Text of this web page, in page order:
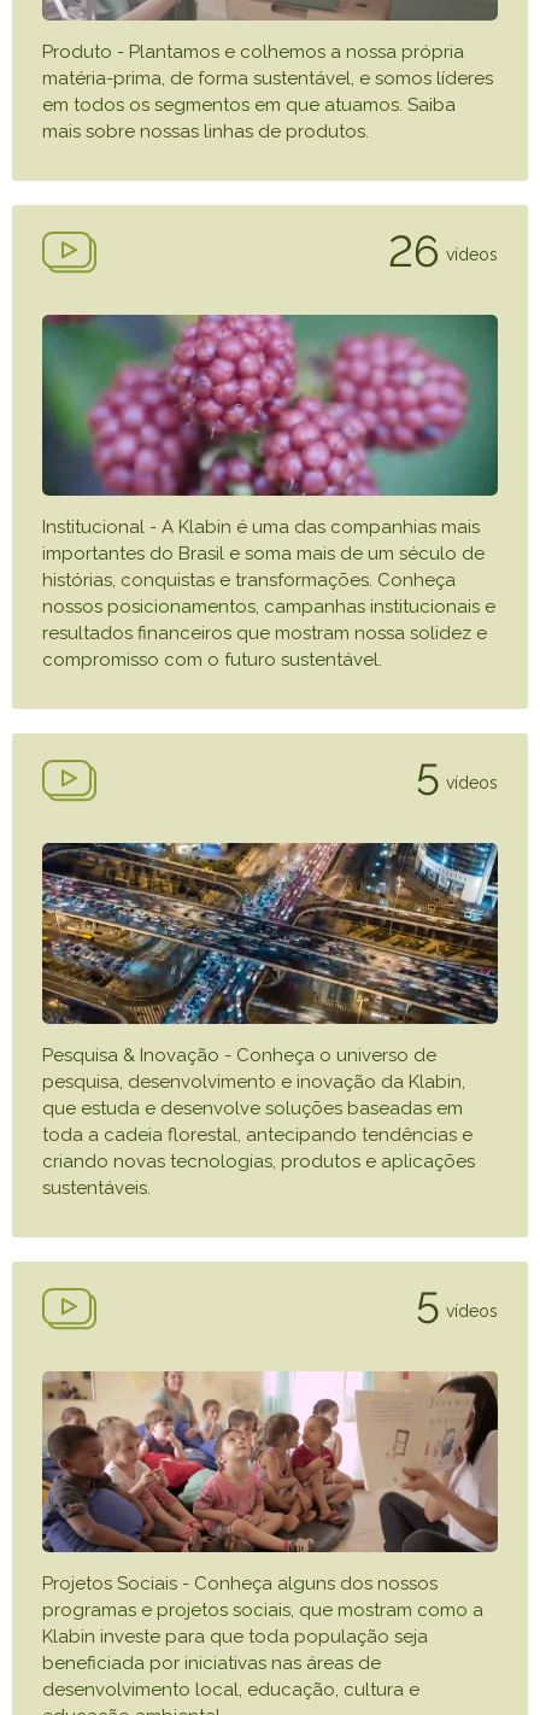
Caiubi
Produto - Plantamos e colhemos a nossa própria
matéria-prima, de forma sustentável, e somos líderes
em todos os segmentos em que atuamos. Saiba
mais sobre nossas linhas de produtos.
26 vídeos
Institucional - A Klabin é uma das companhias mais
importantes do Brasil e soma mais de um século de
histórias, conquistas e transformações. Conheça
nossos posicionamentos, campanhas institucionais e
resultados financeiros que mostram nossa solidez e
compromisso com o futuro sustentável.
5 vídeos
Pesquisa & Inovação - Conheça o universo de
pesquisa, desenvolvimento e inovação da Klabin,
que estuda e desenvolve soluções baseadas em
toda a cadeia florestal, antecipando tendências e
criando novas tecnologias, produtos e aplicações
sustentáveis.
5 vídeos
Projetos Sociais - Conheça alguns dos nossos
programas e projetos sociais, que mostram como a
Klabin investe para que toda população seja
beneficiada por iniciativas nas áreas de
desenvolvimento local, educação, cultura e